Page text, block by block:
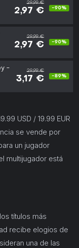
29,99 €
2,97 € -90%
29,99 €
2,97 € -90%
-
29,99 €
3,17 € -89%
USD / 19.99 EUR
se vende por
un jugador
multijugador está
títulos más
recibe elogios de
una de las